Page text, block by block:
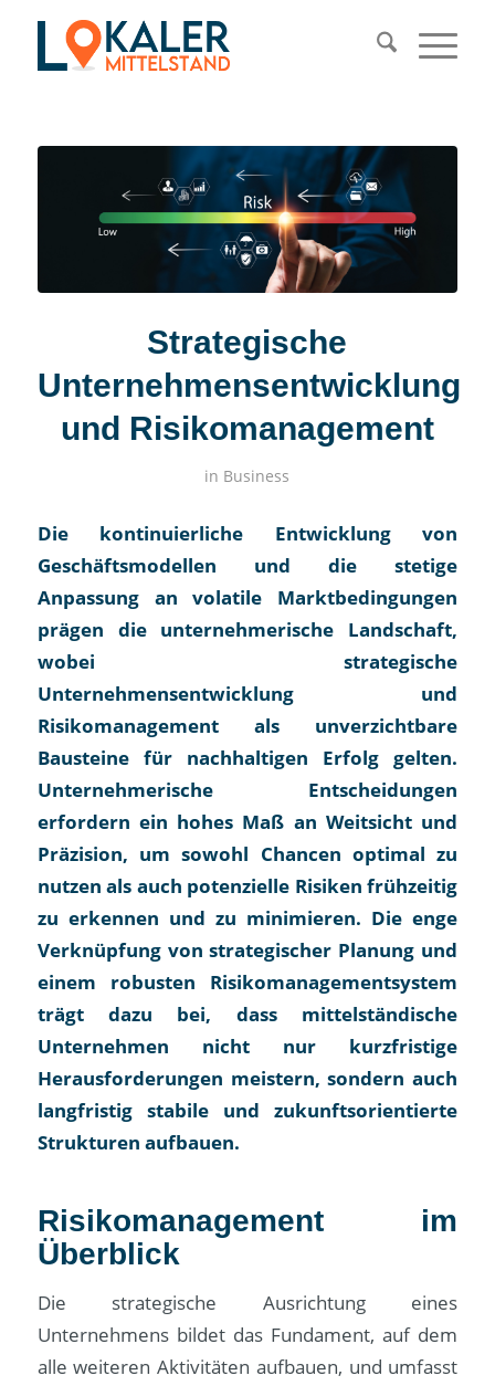
Strategische
Unternehmensentwicklung
und Risikomanagement
in Business
Die kontinuierliche Entwicklung von
Geschäftsmodellen und die stetige
Anpassung an volatile Marktbedingungen
prägen die unternehmerische Landschaft,
wobei strategische
Unternehmensentwicklung und
Risikomanagement als unverzichtbare
Bausteine für nachhaltigen Erfolg gelten.
Unternehmerische Entscheidungen
erfordern ein hohes Maß an Weitsicht und
Präzision, um sowohl Chancen optimal zu
nutzen als auch potenzielle Risiken frühzeitig
zu erkennen und zu minimieren. Die enge
Verknüpfung von strategischer Planung und
einem robusten Risikomanagementsystem
trägt dazu bei, dass mittelständische
Unternehmen nicht nur kurzfristige
Herausforderungen meistern, sondern auch
langfristig stabile und zukunftsorientierte
Strukturen aufbauen.
Risikomanagement im
Überblick
Die strategische Ausrichtung eines
Unternehmens bildet das Fundament, auf dem
alle weiteren Aktivitäten aufbauen, und umfasst